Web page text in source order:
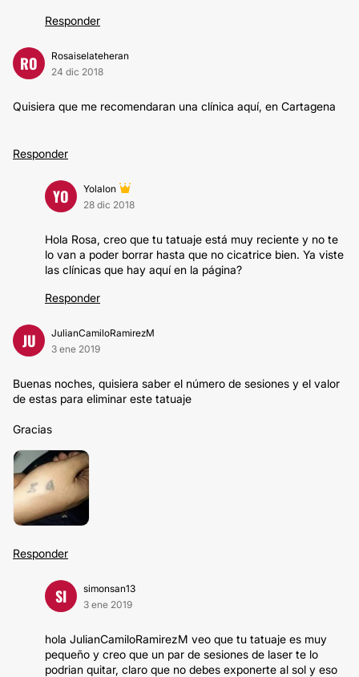
Responder
RO
Rosaiselateheran
24 dic 2018
Quisiera que me recomendaran una clínica aquí, en Cartagena
Responder
YO
Yolalon
28 dic 2018
Hola Rosa, creo que tu tatuaje está muy reciente y no te
lo van a poder borrar hasta que no cicatrice bien. Ya viste
las clínicas que hay aquí en la página?
Responder
JU
JulianCamiloRamirezM
3 ene 2019
Buenas noches, quisiera saber el número de sesiones y el valor
de estas para eliminar este tatuaje
Gracias
Responder
SI
simonsan13
3 ene 2019
hola JulianCamiloRamirezM veo que tu tatuaje es muy
pequeño y creo que un par de sesiones de laser te lo
podrian quitar, claro que no debes exponerte al sol y eso